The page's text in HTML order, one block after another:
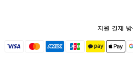
지원 결제 방